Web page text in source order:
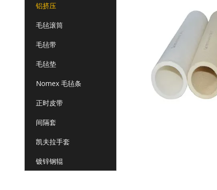
铝挤压
毛毡滚筒
毛毡带
毛毡垫
Nomex 毛毡条
正时皮带
间隔套
凯夫拉手套
镀锌钢辊